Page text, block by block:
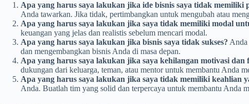
Apa yang harus saya lakukan jika ide bisnis saya tidak memiliki
Anda tawarkan. Jika tidak, pertimbangkan untuk mengubah atau
Apa yang harus saya lakukan jika saya tidak memiliki modal
keuangan yang jelas dan realistis sebelum mencari modal.
Apa yang harus saya lakukan jika bisnis saya tidak sukses? Anda
dan mengembangkan bisnis Anda di masa depan.
Apa yang harus saya lakukan jika saya kehilangan motivasi dan
dukungan dari keluarga, teman, atau mentor untuk membantu Anda
Apa yang harus saya lakukan jika saya tidak memiliki keahlian
Anda. Buatlah tim yang solid dan terpercaya untuk membantu Anda